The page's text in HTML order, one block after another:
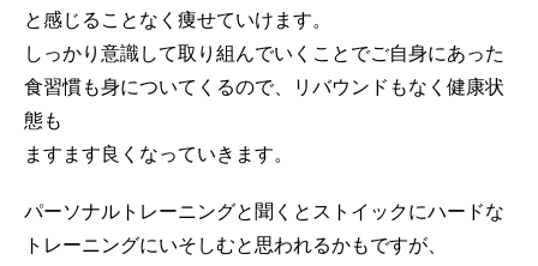
と感じることなく痩せていけます。
しっかり意識して取り組んでいくことでご自身にあった
食習慣も身についてくるので、リバウンドもなく健康状
態も
ますます良くなっていきます。
パーソナルトレーニングと聞くとストイックにハードな
トレーニングにいそしむと思われるかもですが、